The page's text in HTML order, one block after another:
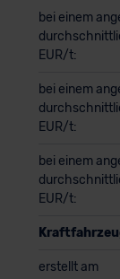
bei einem
EUR/t:
bei einem
EUR/t:
bei einem
EUR/t:
erstellt am